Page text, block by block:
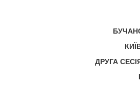
ДРУГА